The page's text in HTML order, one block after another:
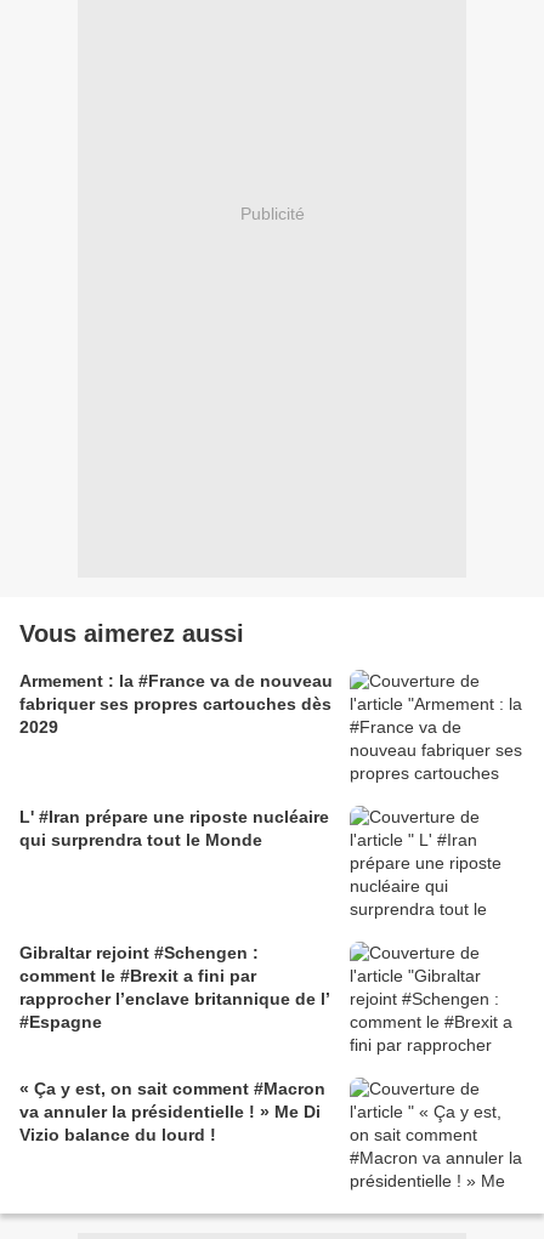
Publicité
Vous aimerez aussi
Armement : la #France va de nouveau
fabriquer ses propres cartouches dès
2029
L' #Iran prépare une riposte nucléaire
qui surprendra tout le Monde
Gibraltar rejoint #Schengen :
comment le #Brexit a fini par
rapprocher l’enclave britannique de l’
#Espagne
« Ça y est, on sait comment #Macron
va annuler la présidentielle ! » Me Di
Vizio balance du lourd !